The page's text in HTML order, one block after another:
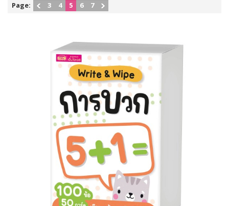
Page:
3 4 5 6 7